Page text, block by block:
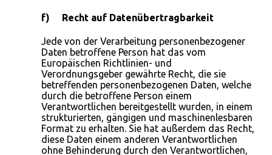
f) Recht auf Datenübertragbarkeit
Jede von der Verarbeitung personenbezogener
Daten betroffene Person hat das vom
Europäischen Richtlinien- und
Verordnungsgeber gewährte Recht, die sie
betreffenden personenbezogenen Daten, welche
durch die betroffene Person einem
Verantwortlichen bereitgestellt wurden, in einem
strukturierten, gängigen und maschinenlesbaren
Format zu erhalten. Sie hat außerdem das Recht,
diese Daten einem anderen Verantwortlichen
ohne Behinderung durch den Verantwortlichen,